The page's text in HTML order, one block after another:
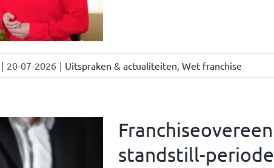
| 20-07-2026 | Uitspraken & actualiteiten, Wet franchise
standstill-periode